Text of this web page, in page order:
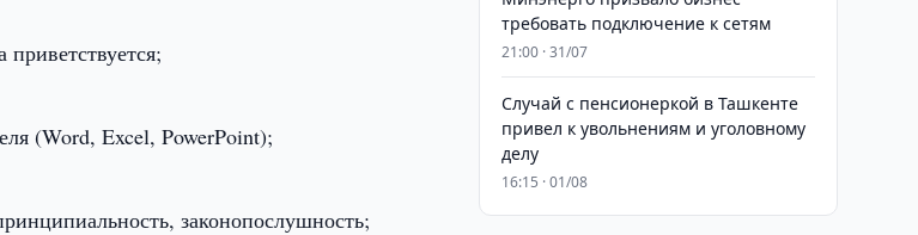
приветствуется;
(Word, Excel, PowerPoint);
законопослушность;
требовать подключение к сетям
21:00 · 31/07
Случай с пенсионеркой в Ташкенте
привел к увольнениям и уголовному
делу
16:15 · 01/08